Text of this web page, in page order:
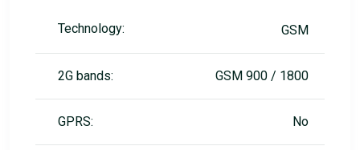
Technology: GSM
2G bands: GSM 900 / 1800
GPRS: No